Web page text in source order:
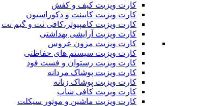
کارت ویزیت کیف و کفش
کارت ویزیت کابینت و دکوراسیون
کارت ویزیت کامپیوتر،کافی نت و گیم نت
کارت ویزیت آرایشی بهداشتی
کارت ویزیت مزون عروس
کارت ویزیت سیستم های حفاظتی
کارت ویزیت رستوان و فست فود
کارت ویزیت پوشاک مردانه
کارت ویزیت پوشاک زنانه
کارت ویزیت کافی شاپ
کارت ویزیت ماشین و موتور سیکلت